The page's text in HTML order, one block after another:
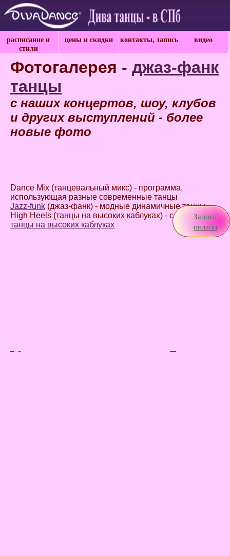
расписание и
стили
цены и скидки контакты, запись видео
Запись
онлайн
Фотогалерея - джаз-фанк
танцы
с наших концертов, шоу, клубов
и других выступлений - более
новые фото
Dance Mix (танцевальный микс) - программа,
использующая разные современные танцы
Jazz-funk (джаз-фанк) - модные динамичные танцы
High Heels (танцы на высоких каблуках) - сексуальные
танцы на высоких каблуках